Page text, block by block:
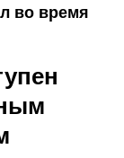
во время